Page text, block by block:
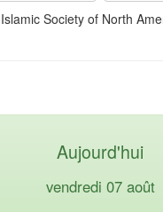
Society of North
Aujourd'hui
vendredi 07 août